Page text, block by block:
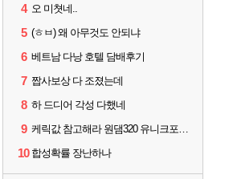
4 오 미쳣네..
5 (ㅎㅂ) 왜 아무것도 안되냐
6 베트남 다낭 호텔 담배후기
7 짭사보상 다 조졌는데
8 하 드디어 각성 다했네
9 케릭값 참고해라 원댐320 유니크포함 풀 이동악세11 신변신인신성 풀문양5 풀수호성4
10 합성확률 장난하나